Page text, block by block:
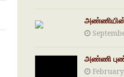
அண்ணி